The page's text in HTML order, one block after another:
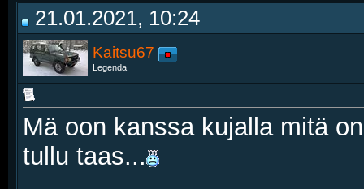
21.01.2021, 10:24
Kaitsu67
Legenda
Mä oon kanssa kujalla mitä
tullu taas...